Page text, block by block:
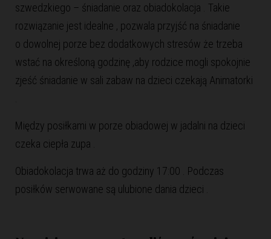
szwedzkiego – śniadanie oraz obiadokolacja . Takie
rozwiązanie jest idealne , pozwala przyjść na śniadanie
o dowolnej porze bez dodatkowych stresów że trzeba
wstać na określoną godzinę ,aby rodzice mogli spokojnie
zjeść śniadanie w sali zabaw na dzieci czekają Animatorki
Między posiłkami w porze obiadowej w jadalni na dzieci
czeka ciepła zupa .
Obiadokolacja trwa aż do godziny 17:00 . Podczas
posiłków serwowane są ulubione dania dzieci .